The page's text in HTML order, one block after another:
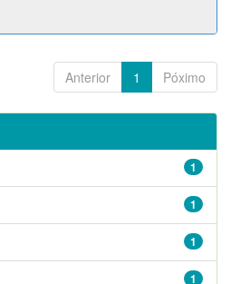
Anterior 1 Póximo
1
1
1
1